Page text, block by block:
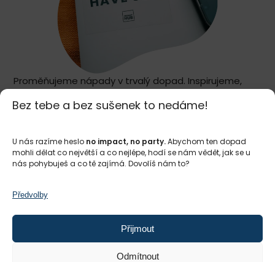
Bez tebe a bez sušenek to nedáme!
U nás razíme heslo no impact, no party.Abychom ten dopad
mohli dělat co největší a co nejlépe, hodí se nám vědět, jak se u
nás pohybuješ a co tě zajímá. Dovolíš nám to?
Předvolby
Přijmout
Odmítnout
Proměňujeme nápady v trvalý dopad. Inspirujeme,
celém světě a ve třech městech v České republice –
budovat spravedlivý a udržitelný svět, kde
podnikání a zisk slouží lidem a planetě.
změny ve společnosti, jsme připravení tě na tvé
Jsi ty připravený*á něco změnit? Staň se